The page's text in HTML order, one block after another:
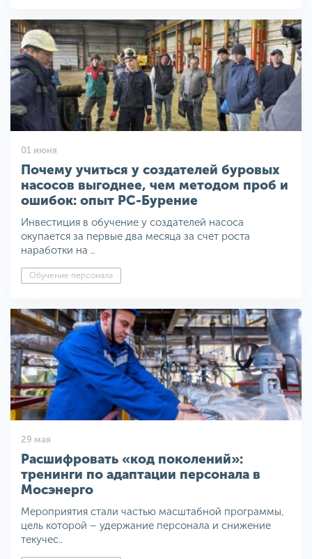
01 июня
Почему учиться у создателей буровых
насосов выгоднее, чем методом проб и
ошибок: опыт РС-Бурение
Инвестиция в обучение у создателей насоса
окупается за первые два месяца за счет роста
наработки на ..
Обучение персонала
29 мая
Расшифровать «код поколений»:
тренинги по адаптации персонала в
Мосэнерго
Мероприятия стали частью масштабной программы,
цель которой – удержание персонала и снижение
текучес..